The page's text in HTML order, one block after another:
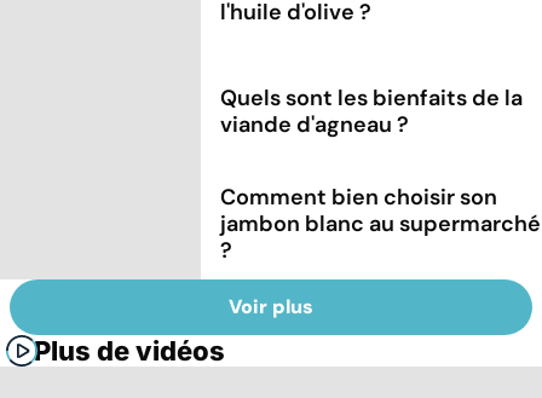
l'huile d'olive ?
Quels sont les bienfaits de la
viande d'agneau ?
Comment bien choisir son
jambon blanc au supermarché
?
Voir plus
Plus de vidéos